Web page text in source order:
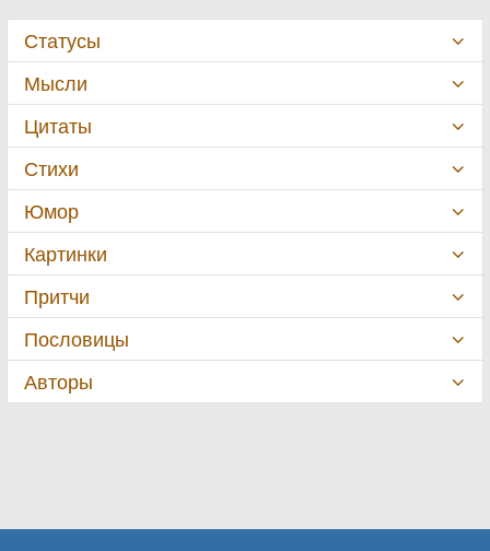
Статусы
Мысли
Цитаты
Стихи
Юмор
Картинки
Притчи
Пословицы
Авторы